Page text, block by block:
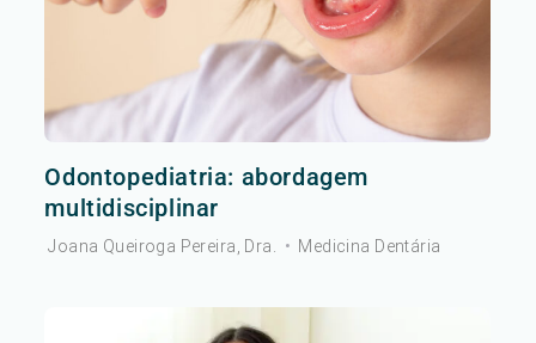
Odontopediatria: abordagem
multidisciplinar
Joana Queiroga Pereira, Dra. • Medicina Dentária